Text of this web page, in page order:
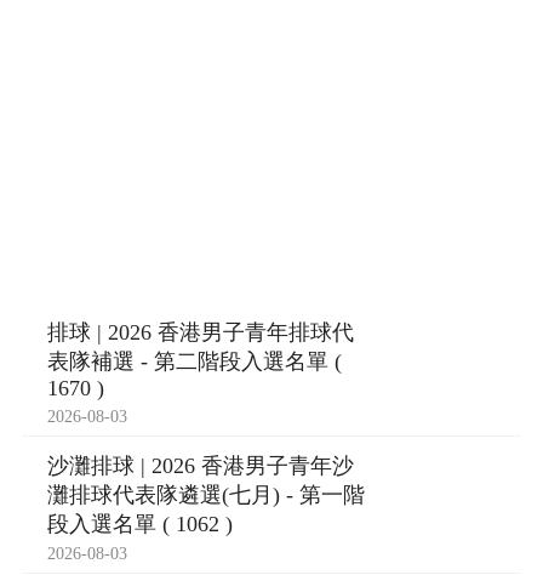
排球 | 2026 香港男子青年排球代
表隊補選 - 第二階段入選名單 (
1670 )
2026-08-03
沙灘排球 | 2026 香港男子青年沙
灘排球代表隊遴選(七月) - 第一階
段入選名單 ( 1062 )
2026-08-03